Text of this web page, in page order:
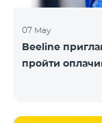
07 May
Beeline
пройти